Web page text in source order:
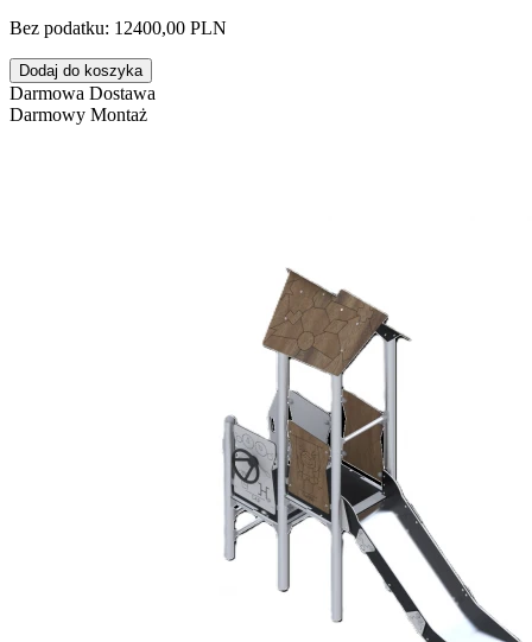
Bez podatku: 12400,00 PLN
Dodaj do koszyka
Darmowa Dostawa
Darmowy Montaż